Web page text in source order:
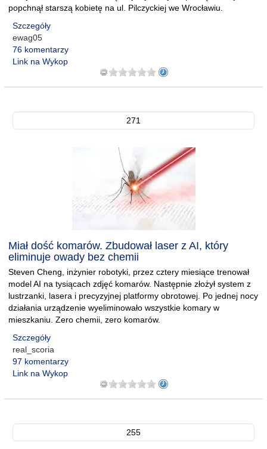
popchnął starszą kobietę na ul. Pilczyckiej we Wrocławiu.
Szczegóły
ewag05
76 komentarzy
Link na Wykop
271
Miał dość komarów. Zbudował laser z AI, który
eliminuje owady bez chemii
Steven Cheng, inżynier robotyki, przez cztery miesiące trenował
model AI na tysiącach zdjęć komarów. Następnie złożył system z
lustrzanki, lasera i precyzyjnej platformy obrotowej. Po jednej nocy
działania urządzenie wyeliminowało wszystkie komary w
mieszkaniu. Zero chemii, zero komarów.
Szczegóły
real_scoria
97 komentarzy
Link na Wykop
255